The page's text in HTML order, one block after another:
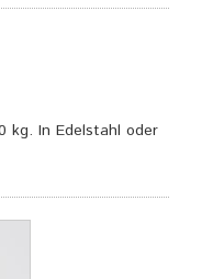
kg. In Edelstahl oder